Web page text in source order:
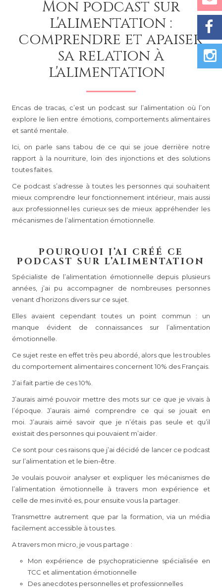
Mon podcast sur
l'alimentation :
comprendre et apaiser
sa relation à
l'alimentation
Encas de tracas, c’est un podcast sur l’alimentation où l’on
explore le lien entre émotions, comportements alimentaires
et santé mentale.
Ici, on parle sans tabou de ce qui se joue derrière notre
rapport à la nourriture, loin des injonctions et des solutions
toutes faites.
Ce podcast s’adresse à toutes les personnes qui souhaitent
mieux comprendre leur fonctionnement intérieur, mais aussi
aux professionnel·les curieux·ses de mieux appréhender les
mécanismes de l’alimentation émotionnelle.
POURQUOI J’AI CRÉÉ CE
PODCAST SUR L’ALIMENTATION
Spécialiste de l’alimentation émotionnelle depuis plusieurs
années, j’ai pu accompagner de nombreuses personnes
venant d’horizons divers sur ce sujet.
Elles avaient cependant toutes un point commun : un
manque évident de connaissances sur l’alimentation
émotionnelle.
Ce sujet reste en effet très peu abordé, alors que les troubles
du comportement alimentaires concernent 10% des Français.
J’ai fait partie de ces 10%.
J’aurais aimé pouvoir mettre des mots sur ce que je vivais à
l’époque. J’aurais aimé comprendre ce qui se jouait en
moi. J’aurais aimé savoir que je n’étais pas seule et qu’il
existait des personnes qui pouvaient m’aider.
Ce sont pour ces raisons que j’ai décidé de lancer ce podcast
sur l’alimentation et le bien-être.
Je voulais pouvoir analyser et expliquer les mécanismes de
l’alimentation émotionnelle à travers mon expérience et
celle de mes invité·es, pour ensuite vous la partager.
Transmettre autrement que par la formation, via un média
facilement accessible à tous·tes.
A travers mon micro, je vous partage :
Mon expérience de psychopraticienne spécialisée en
TCC et alimentation émotionnelle
Des anecdotes personnelles et professionnelles